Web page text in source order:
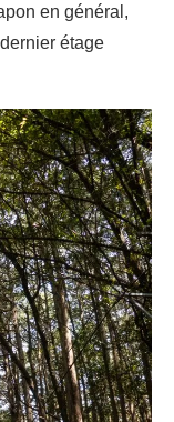
en général,
étage